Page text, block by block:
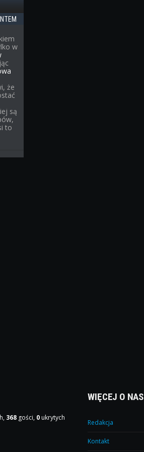
w
że
są
to
368 gości, 0 ukrytych
WIĘCEJ O NAS
Redakcja
Kontakt